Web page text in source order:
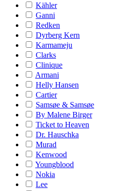
Kähler
Ganni
Redken
Dyrberg Kern
Karmameju
Clarks
Clinique
Armani
Helly Hansen
Cartier
Samsøe & Samsøe
By Malene Birger
Ticket to Heaven
Dr. Hauschka
Murad
Kenwood
Youngblood
Nokia
Lee